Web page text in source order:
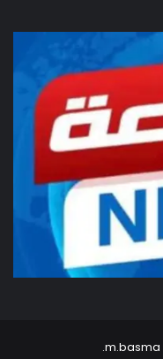
m.basma
.